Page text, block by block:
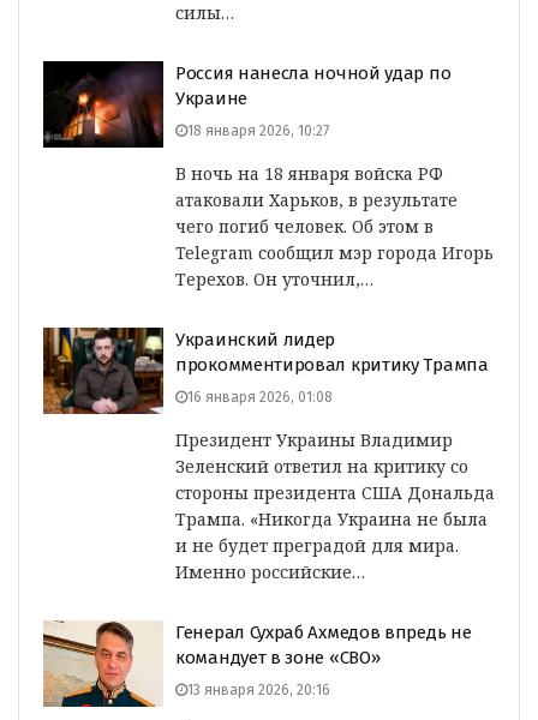
силы…
Россия нанесла ночной удар по
Украине
18 января 2026, 10:27
В ночь на 18 января войска РФ
атаковали Харьков, в результате
чего погиб человек. Об этом в
Telegram сообщил мэр города Игорь
Терехов. Он уточнил,…
Украинский лидер
прокомментировал критику Трампа
16 января 2026, 01:08
Президент Украины Владимир
Зеленский ответил на критику со
стороны президента США Дональда
Трампа. «Никогда Украина не была
и не будет преградой для мира.
Именно российские…
Генерал Сухраб Ахмедов впредь не
командует в зоне «СВО»
13 января 2026, 20:16